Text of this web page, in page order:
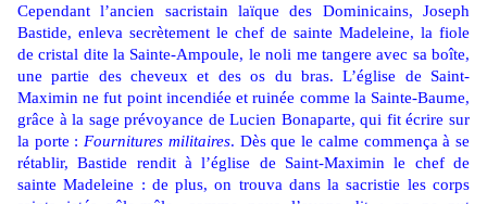
Cependant l’ancien sacristain laïque des Dominicains, Joseph
Bastide, enleva secrètement le chef de sainte Madeleine, la fiole
de cristal dite la Sainte-Ampoule, le noli me tangere avec sa boîte,
une partie des cheveux et des os du bras. L’église de Saint-
Maximin ne fut point incendiée et ruinée comme la Sainte-Baume,
grâce à la sage prévoyance de Lucien Bonaparte, qui fit écrire sur
la porte : Fournitures militaires. Dès que le calme commença à se
rétablir, Bastide rendit à l’église de Saint-Maximin le chef de
sainte Madeleine : de plus, on trouva dans la sacristie les corps